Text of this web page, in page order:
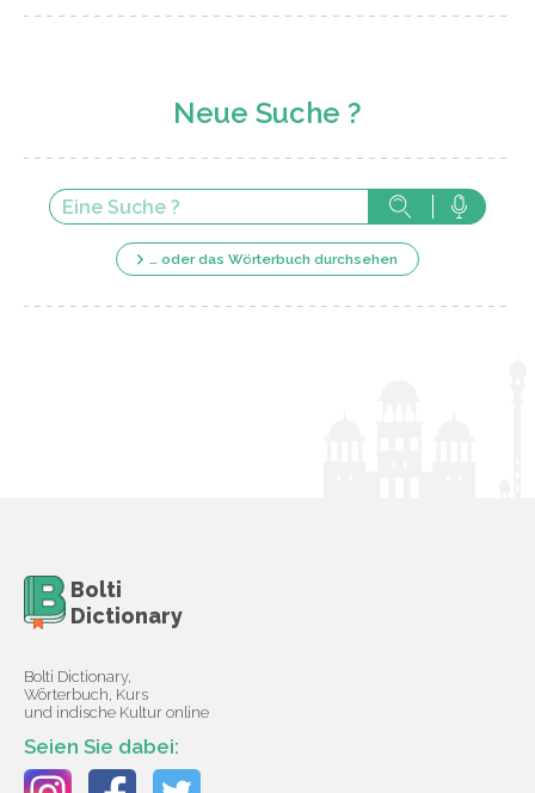
Neue Suche ?
… oder das Wörterbuch durchsehen
Bolti
Dictionary
Bolti Dictionary,
Wörterbuch, Kurs
und indische Kultur online
Seien Sie dabei: